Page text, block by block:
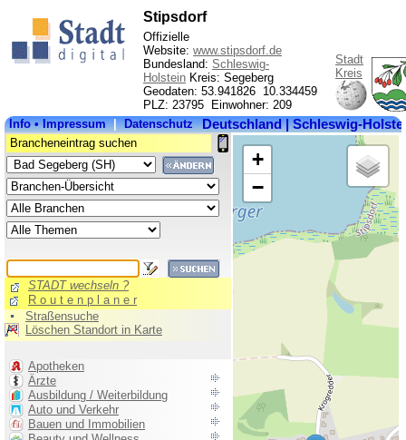
Stipsdorf
Offizielle
Website: www.stipsdorf.de
Bundesland: Schleswig-
Holstein Kreis: Segeberg
Geodaten: 53.941826 10.334459
PLZ: 23795 Einwohner: 209
Stadt
Kreis